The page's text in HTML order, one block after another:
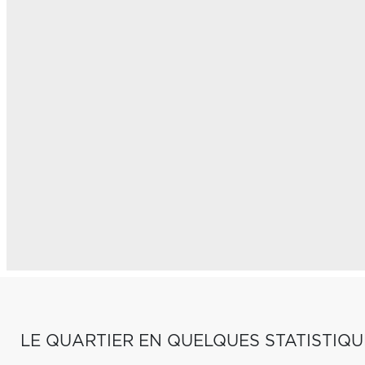
LE QUARTIER EN QUELQUES